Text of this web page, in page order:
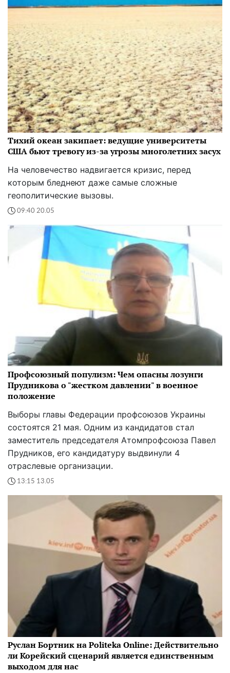
Тихий океан закипает: ведущие университеты
США бьют тревогу из-за угрозы многолетних засух
На человечество надвигается кризис, перед
которым бледнеют даже самые сложные
геополитические вызовы.
09:40 20.05
Профсоюзный популизм: Чем опасны лозунги
Прудникова о "жестком давлении" в военное
положение
Выборы главы Федерации профсоюзов Украины
состоятся 21 мая. Одним из кандидатов стал
заместитель председателя Атомпрофсоюза Павел
Прудников, его кандидатуру выдвинули 4
отраслевые организации.
13:15 13.05
Руслан Бортник на Politeka Online: Действительно
ли Корейский сценарий является единственным
выходом для нас